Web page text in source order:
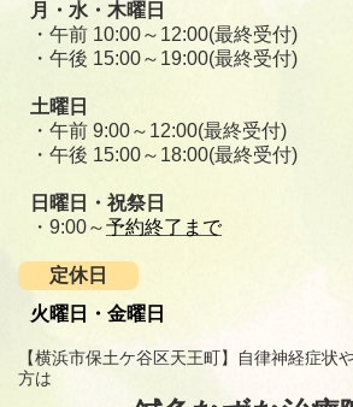
月・水・木曜日
・午前 10:00～12:00(最終受付)
・午後 15:00～19:00(最終受付)
土曜日
・午前 9:00～12:00(最終受付)
・午後 15:00～18:00(最終受付)
日曜日・祝祭日
・9:00～予約終了まで
定休日
火曜日・金曜日
【横浜市保土ケ谷区天王町】自律神経症状
方は